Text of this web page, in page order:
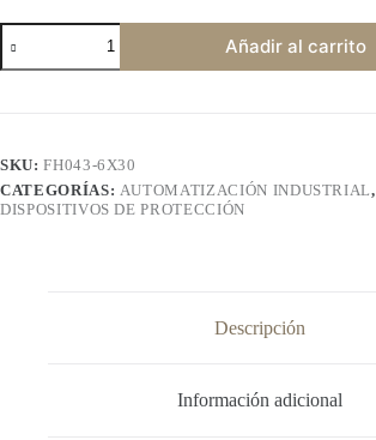
Porta
fusible
de
Añadir al carrito
SKU:FH043-6X30
CATEGORÍAS: AUTOMATIZACIÓN INDUSTRIAL,
DISPOSITIVOS DE PROTECCIÓN
Descripción
Información adicional